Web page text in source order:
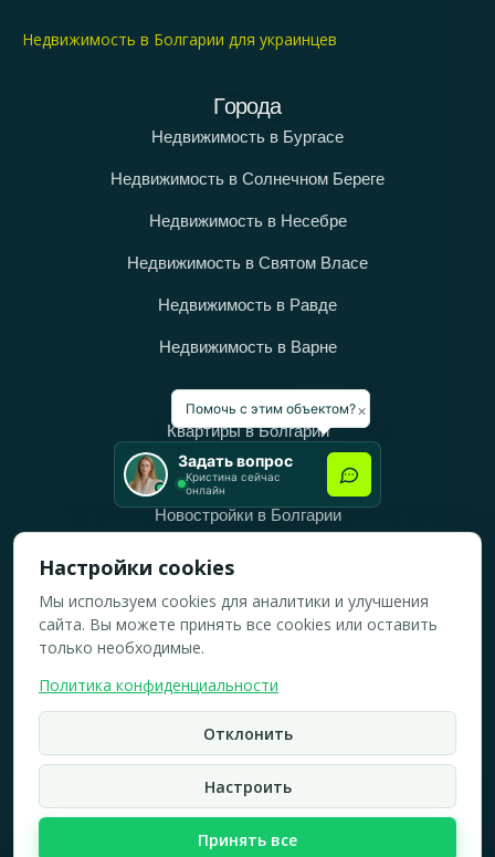
Недвижимость в Болгарии для украинцев
Города
Недвижимость в Бургасе
Недвижимость в Солнечном Береге
Недвижимость в Несебре
Недвижимость в Святом Власе
Недвижимость в Равде
Недвижимость в Варне
Категории
Квартиры в Болгарии
Дома в Болгарии
Новостройки в Болгарии
Вторичное жильё в Болгарии
Рабочее время
ПН-ПТ: 10:00 — 18:00
ВС: Выходной
2019-2026 © Все права защищены.
Политика конфидициальности
Карта сайта
×
Помочь с этим объектом?
Задать вопрос
Кристина сейчас
онлайн
Кристина Верейская
Брокер по недвижимости ☏
Настройки cookies
Мы используем cookies для аналитики и улучшения
сайта. Вы можете принять все cookies или оставить
только необходимые.
Политика конфиденциальности
Отклонить
Настроить
Принять все